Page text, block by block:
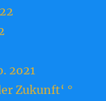
2o21
Zukunft‘ °